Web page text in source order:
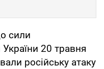
сили
20 травня
російську атаку